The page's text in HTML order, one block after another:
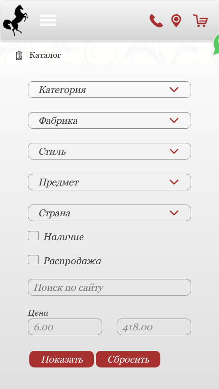
Каталог
Категория
Фабрика
Стиль
Предмет
Страна
Наличие
Распродажа
Цена